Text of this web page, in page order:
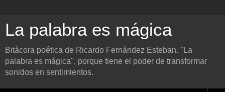
La palabra es mágica
Bitácora poética de Ricardo Fernández Esteban. "La
palabra es mágica", porque tiene el poder de transformar
sonidos en sentimientos.